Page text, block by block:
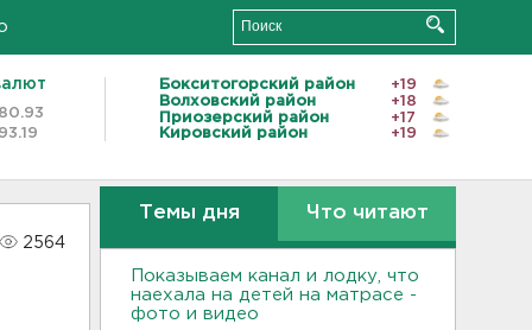
80.93
93.19
Бокситогорский район
+19
Волховский район
+18
Приозерский район
+17
Кировский район
+19
2564
Темы дня Что читают
Показываем канал и лодку, что
наехала на детей на матрасе -
фото и видео